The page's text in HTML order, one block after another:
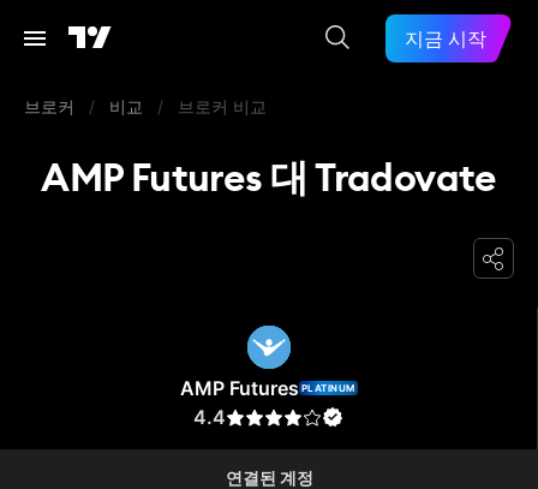
지금 시작
브로커 / 비교 / 브로커 비교
AMP Futures 대 Tradovate
AMP Futures PLATINUM
4.4
연결된 계정